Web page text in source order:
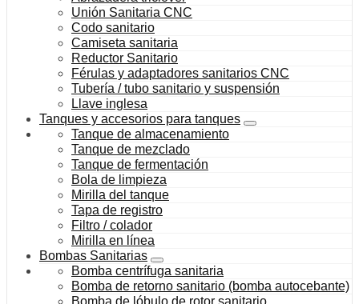
Unión Sanitaria CNC
Codo sanitario
Camiseta sanitaria
Reductor Sanitario
Férulas y adaptadores sanitarios CNC
Tubería / tubo sanitario y suspensión
Llave inglesa
Tanques y accesorios para tanques
Tanque de almacenamiento
Tanque de mezclado
Tanque de fermentación
Bola de limpieza
Mirilla del tanque
Tapa de registro
Filtro / colador
Mirilla en línea
Bombas Sanitarias
Bomba centrífuga sanitaria
Bomba de retorno sanitario (bomba autocebante)
Bomba de lóbulo de rotor sanitario